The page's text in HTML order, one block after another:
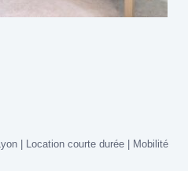
| Location courte durée | Mobilité